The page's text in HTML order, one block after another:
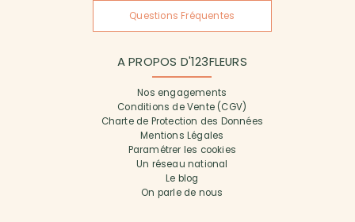
Questions Fréquentes
A PROPOS D'123FLEURS
Nos engagements
Conditions de Vente (CGV)
Charte de Protection des Données
Mentions Légales
Paramétrer les cookies
Un réseau national
Le blog
On parle de nous